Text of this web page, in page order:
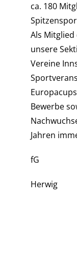
ca. 180
Als Mitglied
unsere
Vereine
Bewerbe
Jahren
fG
Herwig